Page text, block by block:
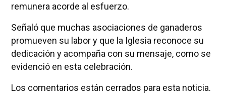
remunera acorde al esfuerzo.
Señaló que muchas asociaciones de ganaderos
promueven su labor y que la Iglesia reconoce su
dedicación y acompaña con su mensaje, como se
evidenció en esta celebración.
Los comentarios están cerrados para esta noticia.